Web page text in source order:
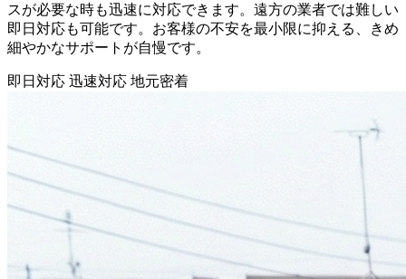
スが必要な時も迅速に対応できます。遠方の業者では難しい
即日対応も可能です。お客様の不安を最小限に抑える、きめ
細やかなサポートが自慢です。
即日対応 迅速対応 地元密着